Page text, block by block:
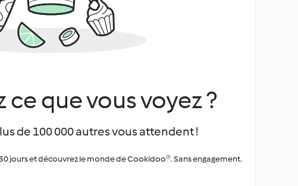
ce que vous voyez ?
de 100 000 autres vous attendent !
jours et découvrez le monde de Cookidoo®. Sans engagement.